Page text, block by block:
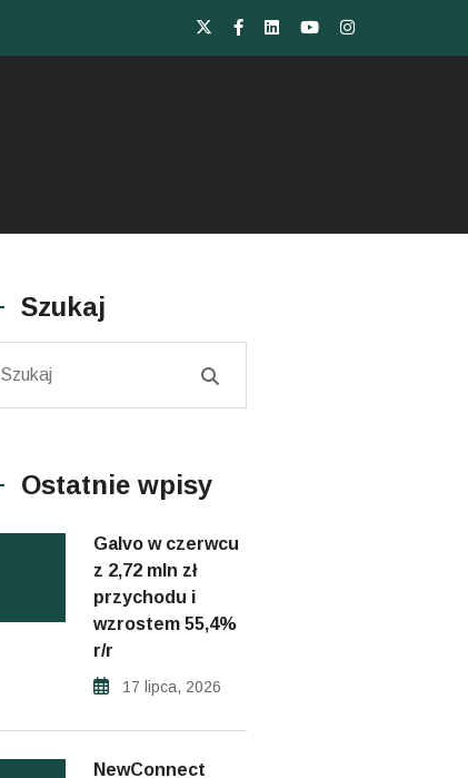
Szukaj
Ostatnie wpisy
Galvo w czerwcu
z 2,72 mln zł
przychodu i
wzrostem 55,4%
r/r
17 lipca, 2026
NewConnect